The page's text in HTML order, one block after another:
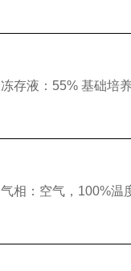
冻存液：55% 基础培
气相：空气，100%温